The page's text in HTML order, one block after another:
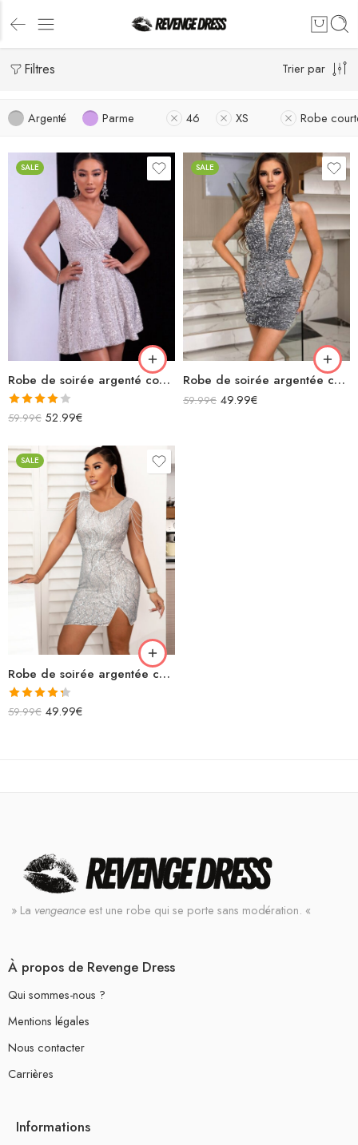
Filtres Trier par
Argenté Parme 46 XS Robe
SALE
Robe de soirée argenté courte patineuse à paillettes sans manches décolleté
Note
5
59.99€ 52.99€
SALE
Robe de soirée argentée courte à paillettes licou décolleté dos nu
59.99€ 49.99€
SALE
Robe de soirée argentée courte avec paillettes fendue avec chaînettes épaules
Note4.33
59.99€ 49.99€
» La vengeance est une robe qui se porte sans modération. «
À propos de Revenge Dress
Qui sommes-nous ?
Mentions légales
Nous contacter
Carrières
Informations